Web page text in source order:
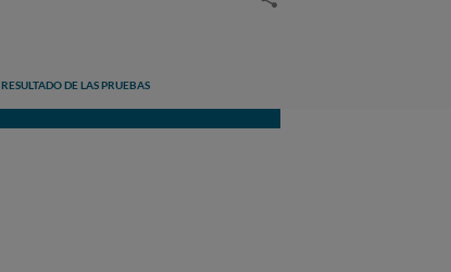
RESULTADO DE LAS PRUEBAS